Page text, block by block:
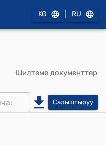
KG RU
Шилтеме документтер
Салыштыруу